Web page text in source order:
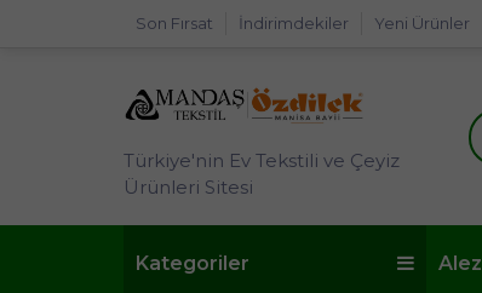
Son Fırsat İndirimdekiler Yeni Ürünler
Türkiye'nin Ev Tekstili ve Çeyiz
Ürünleri Sitesi
Kategoriler Alez